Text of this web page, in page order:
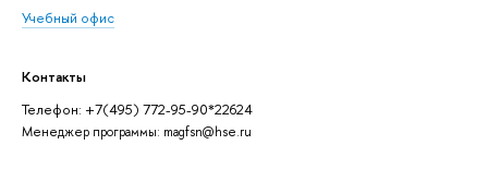
Учебный офис
Контакты
Телефон: +7(495) 772-95-90*22624
Менеджер программы: magfsn@hse.ru